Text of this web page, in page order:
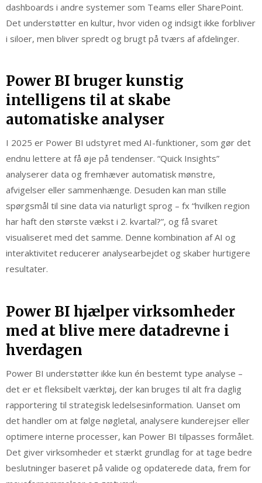
dashboards i andre systemer som Teams eller SharePoint.
Det understøtter en kultur, hvor viden og indsigt ikke forbliver
i siloer, men bliver spredt og brugt på tværs af afdelinger.
Power BI bruger kunstig
intelligens til at skabe
automatiske analyser
I 2025 er Power BI udstyret med AI-funktioner, som gør det
endnu lettere at få øje på tendenser. “Quick Insights”
analyserer data og fremhæver automatisk mønstre,
afvigelser eller sammenhænge. Desuden kan man stille
spørgsmål til sine data via naturligt sprog – fx “hvilken region
har haft den største vækst i 2. kvartal?”, og få svaret
visualiseret med det samme. Denne kombination af AI og
interaktivitet reducerer analysearbejdet og skaber hurtigere
resultater.
Power BI hjælper virksomheder
med at blive mere datadrevne i
hverdagen
Power BI understøtter ikke kun én bestemt type analyse –
det er et fleksibelt værktøj, der kan bruges til alt fra daglig
rapportering til strategisk ledelsesinformation. Uanset om
det handler om at følge nøgletal, analysere kunderejser eller
optimere interne processer, kan Power BI tilpasses formålet.
Det giver virksomheder et stærkt grundlag for at tage bedre
beslutninger baseret på valide og opdaterede data, frem for